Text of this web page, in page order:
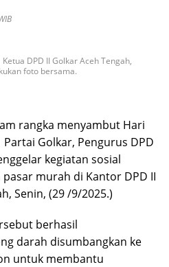
DPD II Golkar Aceh Tengah,
foto bersama.
rangka menyambut Hari
Partai Golkar, Pengurus DPD
kegiatan sosial
murah di Kantor DPD II
Senin, (29 /9/2025.)
berhasil
darah disumbangkan ke
untuk membantu